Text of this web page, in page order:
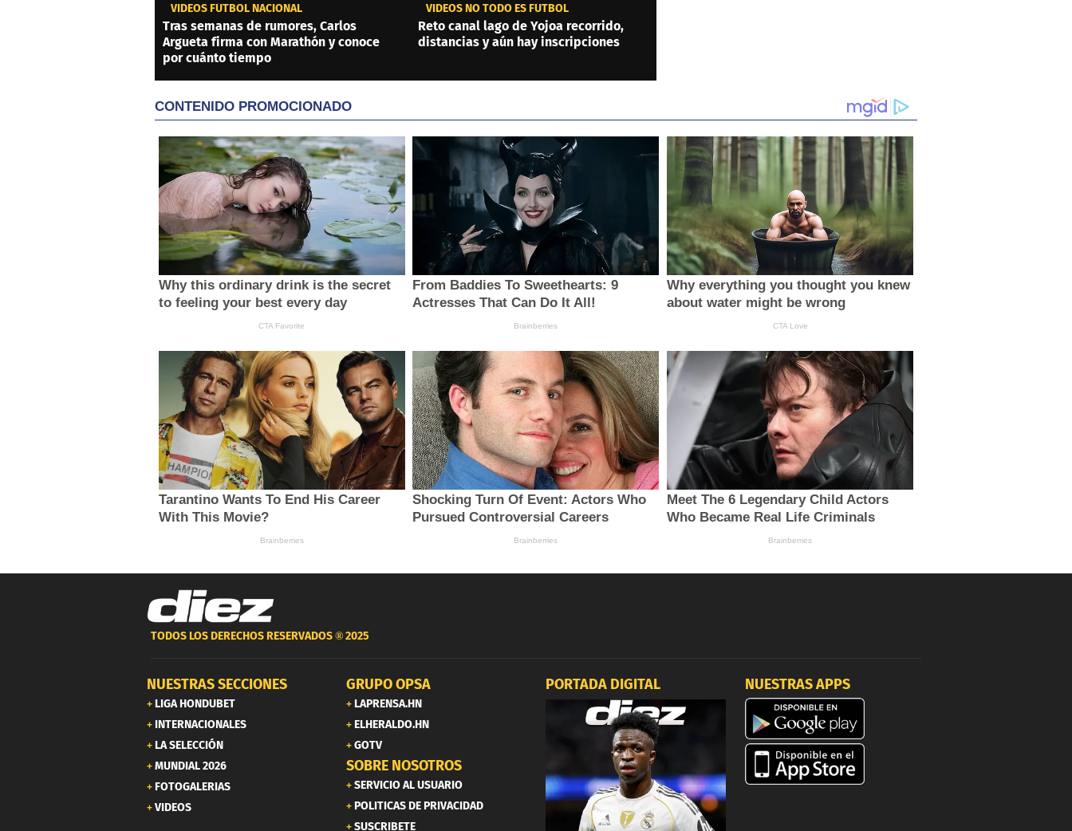
VIDEOS FÚTBOL NACIONAL
Tras semanas de rumores, Carlos
Argueta firma con Marathón y conoce
por cuánto tiempo
VIDEOS NO TODO ES FÚTBOL
Reto canal lago de Yojoa recorrido,
distancias y aún hay inscripciones
TODOS LOS DERECHOS RESERVADOS ®2025
NUESTRAS SECCIONES
LIGA HONDUBET
INTERNACIONALES
LA SELECCIÓN
MUNDIAL 2026
FOTOGALERIAS
VIDEOS
GRUPO OPSA
LAPRENSA.HN
ELHERALDO.HN
GOTV
SOBRE NOSOTROS
SERVICIO AL USUARIO
POLITICAS DE PRIVACIDAD
SUSCRIBETE
PORTADA DIGITAL NUESTRAS APPS